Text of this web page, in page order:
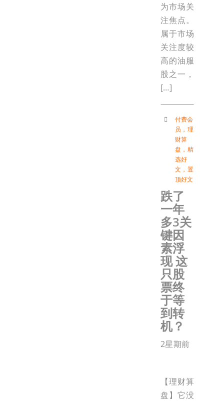
为市场关
注焦点。
属于市场
关注度较
高的油服
股之一，
[…]
付费会
员 ， 理
财算
盘 ， 精
选好
文 ， 置
顶好文
跌了
一年
多3关
键因
素浮
现 这
只股
票终
于等
到转
机？
2星期前
【理财算
盘】它没